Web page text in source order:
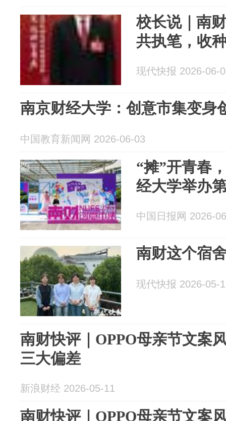
校长说｜南
共执笔，收
现代快报 2026-06-
南京财经大学：创意市集变身
中国教育新闻网 2026-06-03
“摊”开青春
经大学举办
中国日报网 2026-
南财这个宿
现代快报 2026-05-
南财快评｜OPPO母亲节文案
三大偏差
新浪财经 2026-05-11
南财快评｜OPPO母亲节文案